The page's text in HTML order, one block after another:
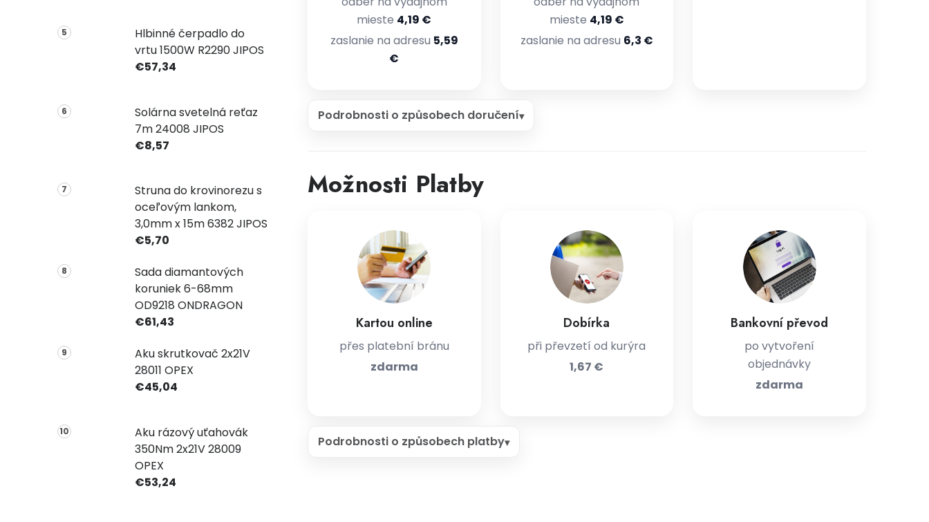
Hlbinné čerpadlo do
vrtu 1500W R2290 JIPOS
€57,34
Solárna svetelná reťaz
7m 24008 JIPOS
€8,57
Struna do krovinorezu s
oceľovým lankom,
3,0mm x 15m 6382 JIPOS
€5,70
Sada diamantových
koruniek 6-68mm
OD9218 ONDRAGON
€61,43
Aku skrutkovač 2x21V
28011 OPEX
€45,04
Aku rázový uťahovák
350Nm 2x21V 28009
OPEX
€53,24
mieste 4,19 €
zaslanie na adresu 5,59
€
mieste 4,19 €
zaslanie na adresu 6,3 €
Podrobnosti o způsobech doručení
Možnosti Platby
Kartou online
přes platební bránu
zdarma
Dobírka
při převzetí od kurýra
1,67 €
Bankovní převod
po vytvoření
objednávky
zdarma
Podrobnosti o způsobech platby